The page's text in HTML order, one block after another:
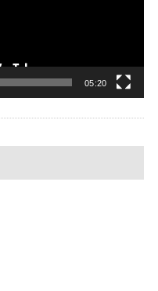
05:20